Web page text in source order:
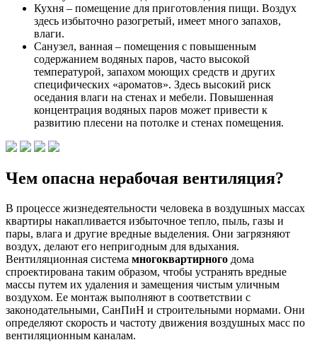
Кухня – помещение для приготовления пищи. Воздух
здесь избыточно разогретый, имеет много запахов,
влаги.
Санузел, ванная – помещения с повышенным
содержанием водяных паров, часто высокой
температурой, запахом моющих средств и других
специфических «ароматов». Здесь высокий риск
оседания влаги на стенах и мебели. Повышенная
концентрация водяных паров может привести к
развитию плесени на потолке и стенах помещения.
Чем опасна нерабочая вентиляция?
В процессе жизнедеятельности человека в воздушных массах
квартиры накапливается избыточное тепло, пыль, газы и
пары, влага и другие вредные выделения. Они загрязняют
воздух, делают его непригодным для вдыхания.
Вентиляционная система многоквартирного дома
спроектирована таким образом, чтобы устранять вредные
массы путем их удаления и замещения чистым уличным
воздухом. Ее монтаж выполняют в соответствии с
законодательными, СанПиН и строительными нормами. Они
определяют скорость и частоту движения воздушных масс по
вентиляционным каналам.